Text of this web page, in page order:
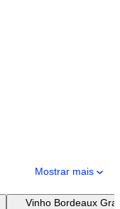
Mostrar mais
Vinho Bordeaux